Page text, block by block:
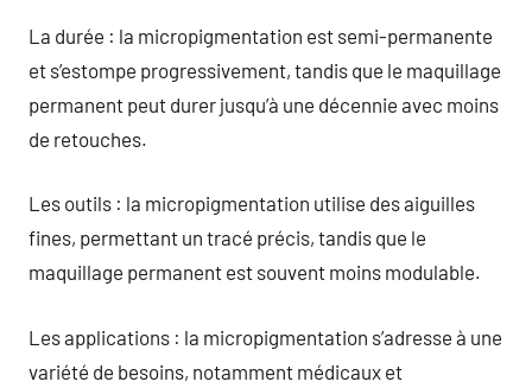
La durée : la micropigmentation est semi-permanente
et s’estompe progressivement, tandis que le maquillage
permanent peut durer jusqu’à une décennie avec moins
de retouches.
Les outils : la micropigmentation utilise des aiguilles
fines, permettant un tracé précis, tandis que le
maquillage permanent est souvent moins modulable.
Les applications : la micropigmentation s’adresse à une
variété de besoins, notamment médicaux et